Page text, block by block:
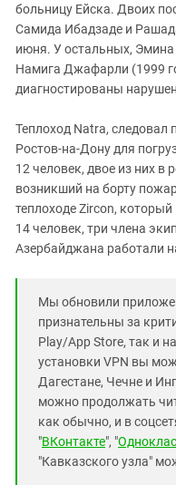
больницу Ейска. Двоих
Самида Ибадзаде и
июня. У остальных,
Намига Джафарли (1999
диагностированы
Теплоход Natra, следовал
Ростов-на-Дону для
12 человек, двое из них в
возникший на борту
теплоходе Zircon,
14 человек, три члена
Азербайджана работали
Мы обновили
признательны за
Play/App Store, так и
установки VPN вы
Дагестане, Чечне и
можно продолжать
как обычно, и в
"ВКонтакте", "
"Кавказского узла"